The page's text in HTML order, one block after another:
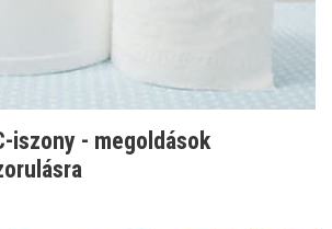
iszony - megoldások